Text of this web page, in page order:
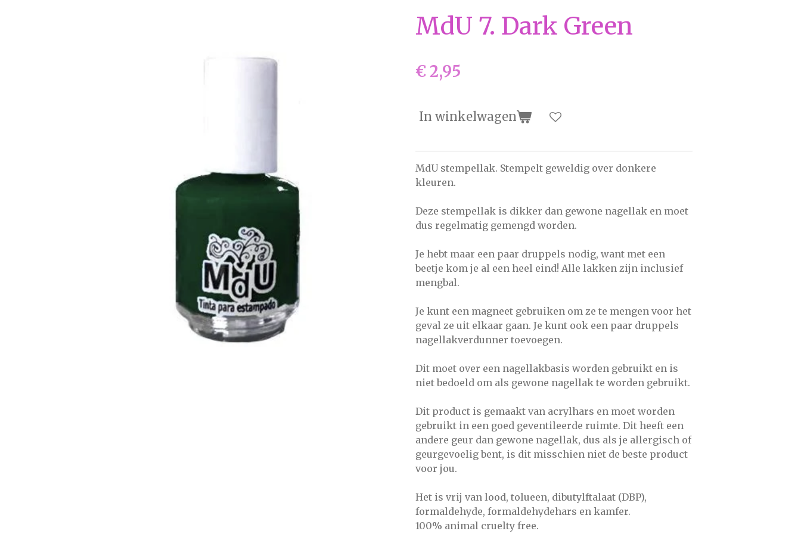
MdU 7. Dark Green
€ 2,95
In winkelwagen
MdU stempellak. Stempelt geweldig over donkere
kleuren.
Deze stempellak is dikker dan gewone nagellak en moet
dus regelmatig gemengd worden.
Je hebt maar een paar druppels nodig, want met een
beetje kom je al een heel eind! Alle lakken zijn inclusief
mengbal.
Je kunt een magneet gebruiken om ze te mengen voor het
geval ze uit elkaar gaan. Je kunt ook een paar druppels
nagellakverdunner toevoegen.
Dit moet over een nagellakbasis worden gebruikt en is
niet bedoeld om als gewone nagellak te worden gebruikt.
Dit product is gemaakt van acrylhars en moet worden
gebruikt in een goed geventileerde ruimte. Dit heeft een
andere geur dan gewone nagellak, dus als je allergisch of
geurgevoelig bent, is dit misschien niet de beste product
voor jou.
Het is vrij van lood, tolueen, dibutylftalaat (DBP),
formaldehyde, formaldehydehars en kamfer.
100% animal cruelty free.